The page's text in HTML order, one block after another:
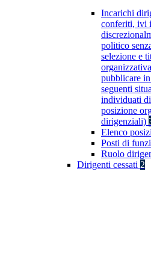
Incarichi
conferiti, ivi
politico
selezione e
pubblicare
seguenti
individuati
posizione
dirigenziali)
Elenco
Posti di
Ruolo
Dirigenti cessati 2